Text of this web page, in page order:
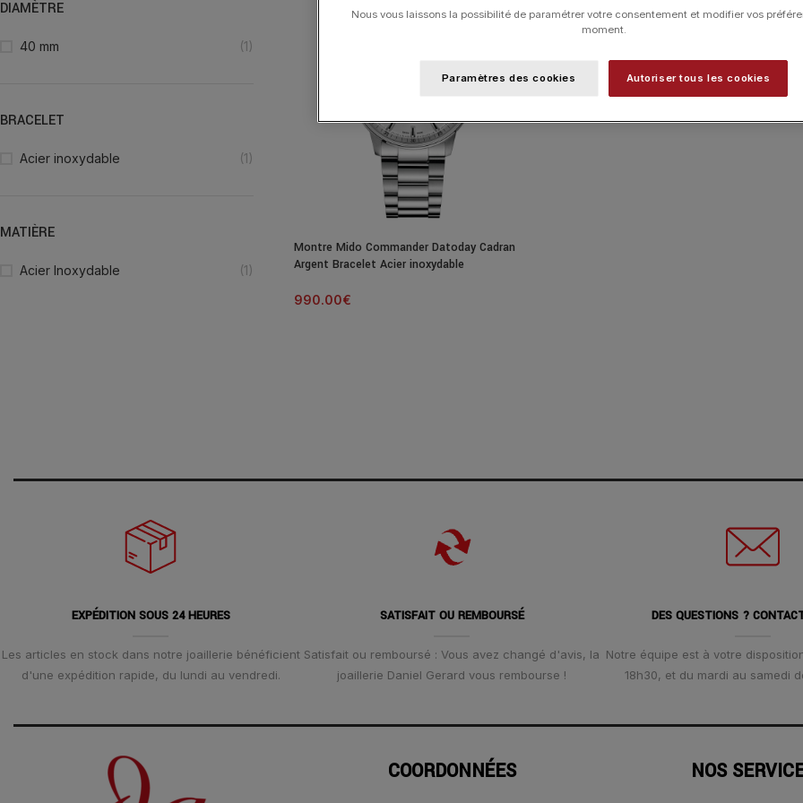
DIAMÈTRE
40 mm (1)
BRACELET
Acier inoxydable (1)
MATIÈRE
Acier Inoxydable (1)
Montre Mido Commander Datoday Cadran
Argent Bracelet Acier inoxydable
990.00€
EXPÉDITION SOUS 24 HEURES
Les articles en stock dans notre joaillerie bénéficient
d'une expédition rapide, du lundi au vendredi.
SATISFAIT OU REMBOURSÉ
Satisfait ou remboursé : Vous avez changé d'avis, la
joaillerie Daniel Gerard vous rembourse !
DES QUESTIONS ?
Notre équipe est à votre
18h30, et du mardi au samedi
COORDONNÉES NOS
Nous vous laissons la possibilité de paramétrer votre consentement et modifier vos
moment.
Paramètres des cookies Autoriser tous les cookies